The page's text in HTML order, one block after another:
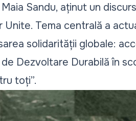
Sandu, aținut un
Unite. Tema centrală a
solidarității globale:
Dezvoltare Durabilă în
toți”.